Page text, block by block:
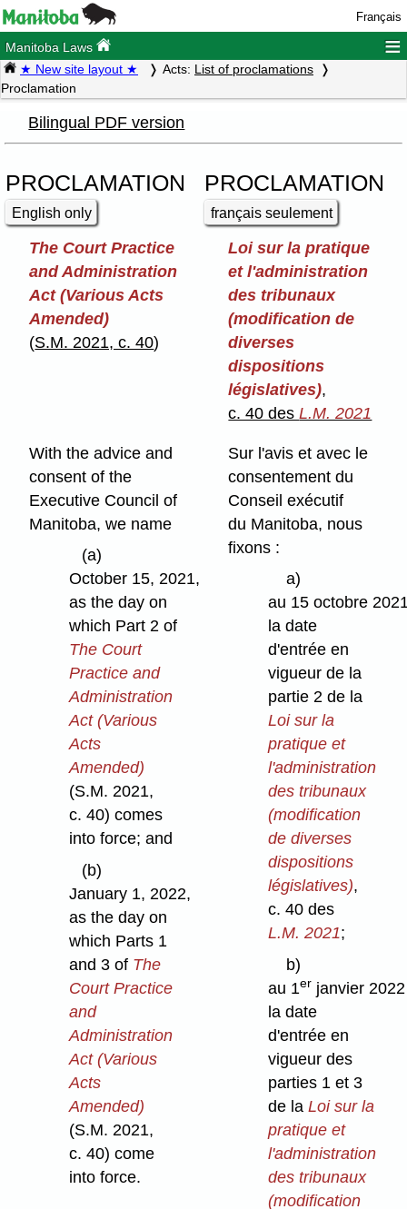
Français
Manitoba Laws ≡
★ New site layout ★ Acts: List of proclamations
Proclamation
Bilingual PDF version
PROCLAMATION
English only
PROCLAMATION
français seulement
The Court Practice
and Administration
Act (Various Acts
Amended)
(S.M. 2021, c. 40)
Loi sur la pratique
et l'administration
des tribunaux
(modification de
diverses
dispositions
législatives),
c. 40 desL.M. 2021
With the advice and
consent of the
Executive Council of
Manitoba, we name
(a)
October 15, 2021,
as the day on
which Part 2 of
The Court
Practice and
Administration
Act (Various
Acts
Amended)
(S.M. 2021,
c. 40) comes
into force; and
(b)
January 1, 2022,
as the day on
which Parts 1
and 3 of The
Court Practice
and
Administration
Act (Various
Acts
Amended)
(S.M. 2021,
c. 40) come
into force.
Sur l'avis et avec le
consentement du
Conseil exécutif
du Manitoba, nous
fixons :
a)
au 15 octobre
la date
d'entrée en
vigueur de la
partie 2 de la
Loi sur la
pratique et
l'administration
des tribunaux
(modification
de diverses
dispositions
législatives),
c. 40 des
L.M. 2021;
b)
au 1er janvier 2022
la date
d'entrée en
vigueur des
parties 1 et 3
de laLoi sur la
pratique et
l'administration
des tribunaux
(modification